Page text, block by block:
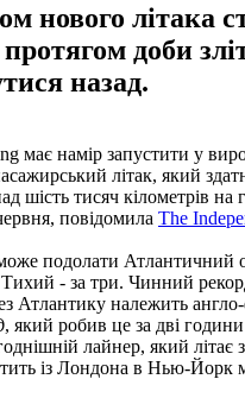
нового літака
доби
назад.
має намір запустити у
літак, який
шість тисяч кілометрів
повідомила The
подолати Атлантичний
Тихий - за три. Чинний
Атлантику належить
, який робив це за дві години
лайнер, який літає
із Лондона в Нью-Йорк